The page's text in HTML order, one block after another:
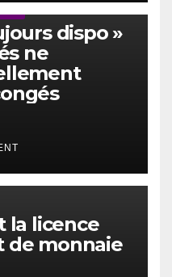
dispo »
ne
la licence
de monnaie